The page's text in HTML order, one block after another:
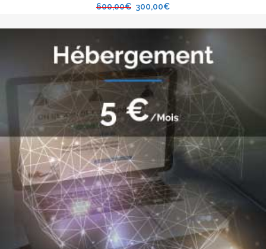
600,00€ 300,00€